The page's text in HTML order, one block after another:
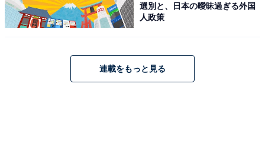
選別と、日本の曖昧過ぎる外国
人政策
連載をもっと見る